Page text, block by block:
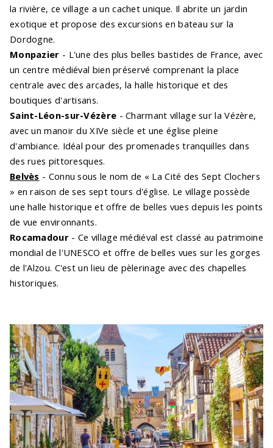
la rivière, ce village a un cachet unique. Il abrite un jardin
exotique et propose des excursions en bateau sur la
Dordogne.
Monpazier - L'une des plus belles bastides de France, avec
un centre médiéval bien préservé comprenant la place
centrale avec des arcades, la halle historique et des
boutiques d'artisans.
Saint-Léon-sur-Vézère - Charmant village sur la Vézère,
avec un manoir du XIVe siècle et une église pleine
d'ambiance. Idéal pour des promenades tranquilles dans
des rues pittoresques.
Belvès - Connu sous le nom de « La Cité des Sept Clochers
» en raison de ses sept tours d'église. Le village possède
une halle historique et offre de belles vues depuis les points
de vue environnants.
Rocamadour- Ce village médiéval est classé au patrimoine
mondial de l'UNESCO et offre de belles vues sur les gorges
de l'Alzou. C'est un lieu de pèlerinage avec des chapelles
historiques.